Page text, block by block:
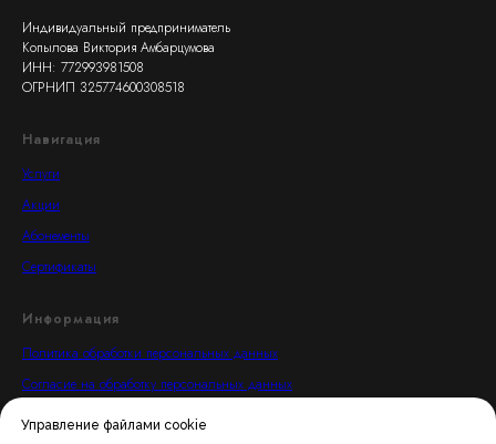
Управление файлами cookie
Индивидуальный предприниматель
Копылова Виктория Амбарцумова
ИНН: 772993981508
ОГРНИП 325774600308518
Навигация
Услуги
Акции
Абонементы
Сертификаты
Информация
Политика обработки персональных данных
Согласие на обработку персональных данных
Пользовательское соглашение